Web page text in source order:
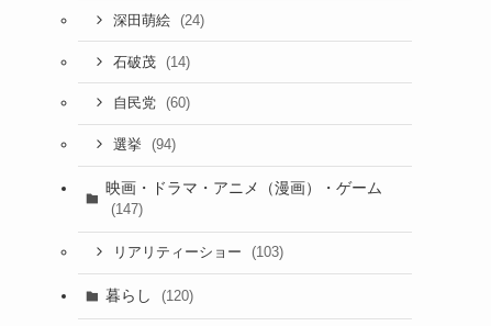
深田萌絵 (24)
石破茂 (14)
自民党 (60)
選挙 (94)
映画・ドラマ・アニメ（漫画）・ゲーム
(147)
リアリティーショー (103)
暮らし (120)